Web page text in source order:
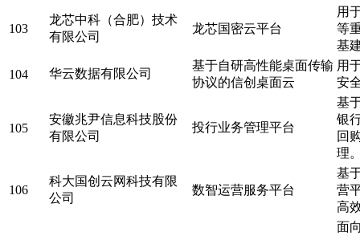
103
龙芯中科（合肥）技术
有限公司
龙芯国密云平台
用
等
基
104 华云数据有限公司
基于自研高性能桌面传输
协议的信创桌面云
用
安
105
安徽兆尹信息科技股份
有限公司
投行业务管理平台
基
银
回
理
106
科大国创云网科技有限
公司
数智运营服务平台
基
营
高
面